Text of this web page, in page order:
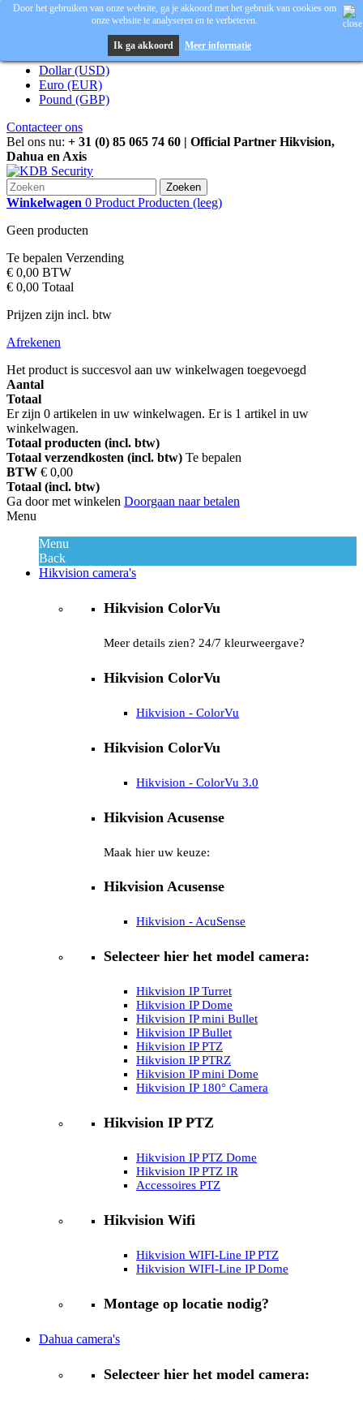
Dollar (USD)
Euro (EUR)
Pound (GBP)
Contacteer ons
Bel ons nu: + 31 (0) 85 065 74 60 | Official Partner Hikvision,
Dahua en Axis
Zoeken
Winkelwagen 0 Product Producten (leeg)
Geen producten
Te bepalen Verzending
€ 0,00 BTW
€ 0,00 Totaal
Prijzen zijn incl. btw
Afrekenen
Het product is succesvol aan uw winkelwagen toegevoegd
Aantal
Totaal
Er zijn 0 artikelen in uw winkelwagen. Er is 1 artikel in uw
winkelwagen.
Totaal producten (incl. btw)
Totaal verzendkosten (incl. btw) Te bepalen
BTW € 0,00
Totaal (incl. btw)
Ga door met winkelen Doorgaan naar betalen
Door het gebruiken van onze website, ga je akkoord met het gebruik van cookies om
onze website te analyseren en te verbeteren.
Ik ga akkoord Meer informatie
Menu
Menu
Back
Hikvision camera's
Hikvision ColorVu
Meer details zien? 24/7 kleurweergave?
Hikvision ColorVu
Hikvision - ColorVu
Hikvision ColorVu
Hikvision - ColorVu 3.0
Hikvision Acusense
Maak hier uw keuze:
Hikvision Acusense
Hikvision - AcuSense
Selecteer hier het model camera:
Hikvision IP Turret
Hikvision IP Dome
Hikvision IP mini Bullet
Hikvision IP Bullet
Hikvision IP PTZ
Hikvision IP PTRZ
Hikvision IP mini Dome
Hikvision IP 180° Camera
Hikvision IP PTZ
Hikvision IP PTZ Dome
Hikvision IP PTZ IR
Accessoires PTZ
Hikvision Wifi
Hikvision WIFI-Line IP PTZ
Hikvision WIFI-Line IP Dome
Montage op locatie nodig?
Dahua camera's
Selecteer hier het model camera: